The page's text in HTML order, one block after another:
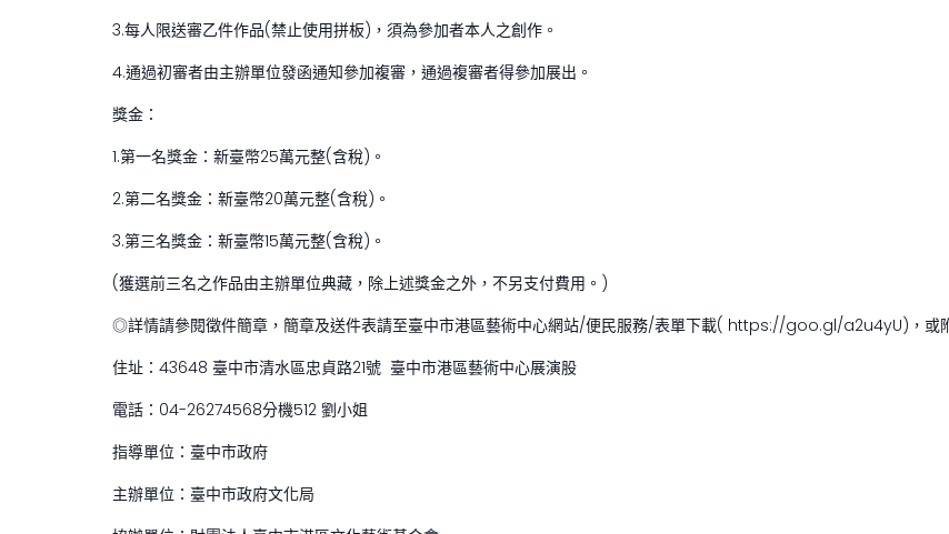
3.每人限送審乙件作品(禁止使用拼板)，須為參加者本人之創作。
4.通過初審者由主辦單位發函通知參加複審，通過複審者得參加展出。
獎金：
1.第一名獎金：新臺幣25萬元整(含稅)。
2.第二名獎金：新臺幣20萬元整(含稅)。
3.第三名獎金：新臺幣15萬元整(含稅)。
(獲選前三名之作品由主辦單位典藏，除上述獎金之外，不另支付費用。)
◎詳情請參閱徵件簡章，簡章及送件表請至臺中市港區藝術中心網站/便民服務/表單下載( https://goo.gl/a2u4yU)，或
住址：43648 臺中市清水區忠貞路21號 臺中市港區藝術中心展演股
電話：04-26274568分機512 劉小姐
指導單位：臺中市政府
主辦單位：臺中市政府文化局